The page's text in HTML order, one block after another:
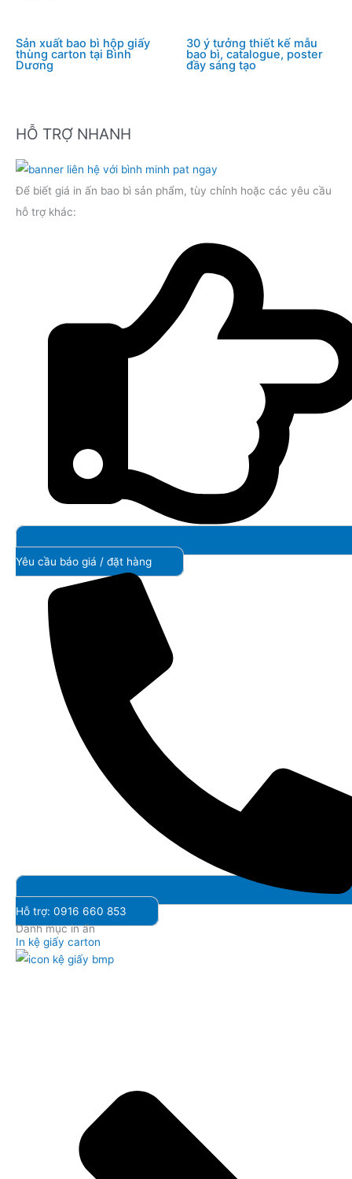
Sản xuất bao bì hộp giấy
thùng carton tại Bình
Dương
30 ý tưởng thiết kế mẫu
bao bì, catalogue, poster
đầy sáng tạo
HỖ TRỢ NHANH
Để biết giá in ấn bao bì sản phẩm, tùy chỉnh hoặc các yêu cầu
hỗ trợ khác:
Yêu cầu báo giá / đặt hàng
Hỗ trợ: 0916 660 853
Danh mục in ấn
In kệ giấy carton